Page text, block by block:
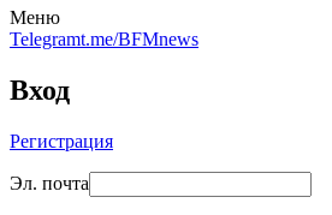
Меню
Telegramt.me/BFMnews
Вход
Регистрация
Эл. почта